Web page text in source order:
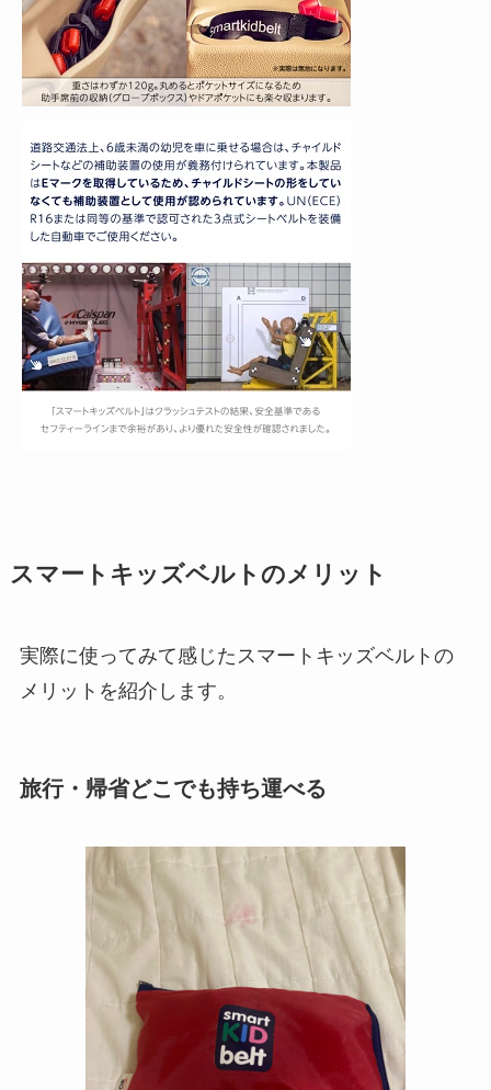
スマートキッズベルトのメリット
実際に使ってみて感じたスマートキッズベルトの
メリットを紹介します。
旅行・帰省どこでも持ち運べる